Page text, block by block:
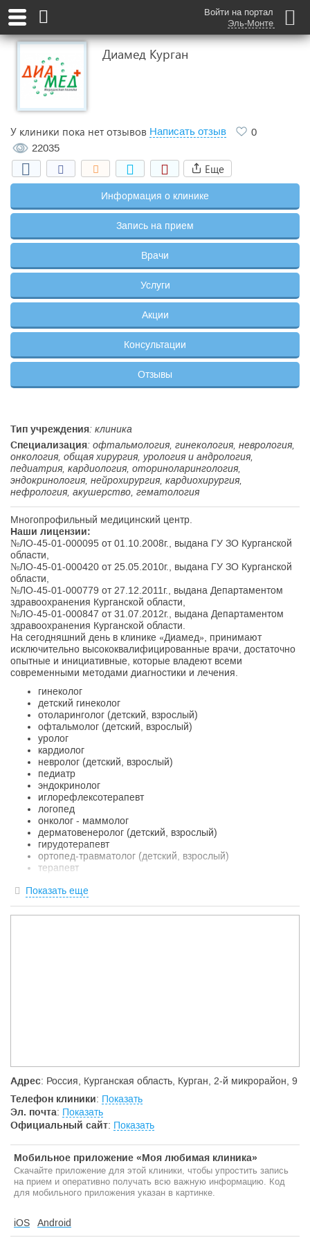
Войти на портал
Эль-Монте
Диамед Курган
У клиники пока нет отзывов Написать отзыв
0
22035
Еще
Информация о клинике
Запись на прием
Врачи
Услуги
Акции
Консультации
Отзывы
Тип учреждения: клиника
Специализация: офтальмология, гинекология, неврология,
онкология, общая хирургия, урология и андрология,
педиатрия, кардиология, оториноларингология,
эндокринология, нейрохирургия, кардиохирургия,
нефрология, акушерство, гематология
Многопрофильный медицинский центр.
Наши лицензии:
№ЛО-45-01-000095 от 01.10.2008г., выдана ГУ ЗО Курганской
области,
№ЛО-45-01-000420 от 25.05.2010г., выдана ГУ ЗО Курганской
области,
№ЛО-45-01-000779 от 27.12.2011г., выдана Департаментом
здравоохранения Курганской области,
№ЛО-45-01-000847 от 31.07.2012г., выдана Департаментом
здравоохранения Курганской области.
На сегодняшний день в клинике «Диамед», принимают
исключительно высококвалифицированные врачи, достаточно
опытные и инициативные, которые владеют всеми
современными методами диагностики и лечения.
гинеколог
детский гинеколог
отоларинголог (детский, взрослый)
офтальмолог (детский, взрослый)
уролог
кардиолог
невролог (детский, взрослый)
педиатр
эндокринолог
иглорефлексотерапевт
логопед
онколог - маммолог
дерматовенеролог (детский, взрослый)
гирудотерапевт
ортопед-травматолог (детский, взрослый)
терапевт
Прием врачей осуществляется по записи, что приводит к
отсутствию очередей.
Справка на академический отпуск
Хирургическая помощь: удаление папиллом
Процедурный кабинет (внутримышечные, внутривенные
инъекции, капельницы)
Помощь алкоголезависимым (выведение из запоя,
кодирование по методу Довженко)
геморрой, последствия инсультов, нарушение мозгового
кровообращения, гипертоническая болезнь,
ишемическая болезнь сердца и др.)
Детское узи (нейросонография, брюшной полости и
почек, тазобедренных суставов, скрининговое
Показать еще
Адрес: Россия, Курганская область, Курган, 2-й микрорайон, 9
Телефон клиники: Показать
Эл. почта: Показать
Официальный сайт: Показать
Мобильное приложение «Моя любимая клиника»
Скачайте приложение для этой клиники, чтобы упростить запись
на прием и оперативно получать всю важную информацию. Код
для мобильного приложения указан в картинке.
iOS Android